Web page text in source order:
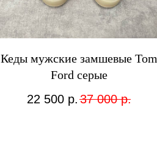
Кеды мужские замшевые Tom
Ford серые
22 500 р. 37 000 р.